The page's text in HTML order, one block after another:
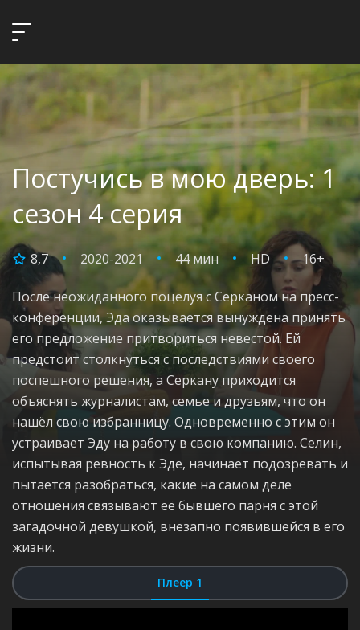
Постучись в мою дверь: 1
сезон 4 серия
8,7 2020-2021 44 мин HD 16+
После неожиданного поцелуя с Серканом на пресс-
конференции, Эда оказывается вынуждена принять
его предложение притвориться невестой. Ей
предстоит столкнуться с последствиями своего
поспешного решения, а Серкану приходится
объяснять журналистам, семье и друзьям, что он
нашёл свою избранницу. Одновременно с этим он
устраивает Эду на работу в свою компанию. Селин,
испытывая ревность к Эде, начинает подозревать и
пытается разобраться, какие на самом деле
отношения связывают её бывшего парня с этой
загадочной девушкой, внезапно появившейся в его
жизни.
Плеер 1